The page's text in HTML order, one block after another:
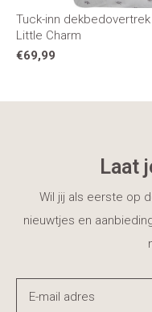
Tuck-inn
Little Charm
€69,99
Laat
Wil jij als eerste op
nieuwtjes en